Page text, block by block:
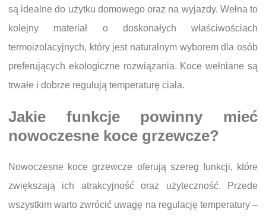
są idealne do użytku domowego oraz na wyjazdy. Wełna to
kolejny materiał o doskonałych właściwościach
termoizolacyjnych, który jest naturalnym wyborem dla osób
preferujących ekologiczne rozwiązania. Koce wełniane są
trwałe i dobrze regulują temperaturę ciała.
Jakie funkcje powinny mieć
nowoczesne koce grzewcze?
Nowoczesne koce grzewcze oferują szereg funkcji, które
zwiększają ich atrakcyjność oraz użyteczność. Przede
wszystkim warto zwrócić uwagę na regulację temperatury –